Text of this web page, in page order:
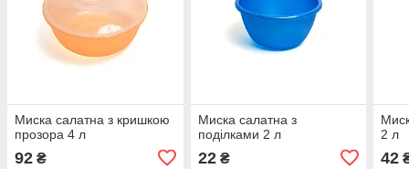
Миска салатна з кришкою
прозора 4 л
92 ₴
Миска салатна з
поділками 2 л
22₴
2 л
42